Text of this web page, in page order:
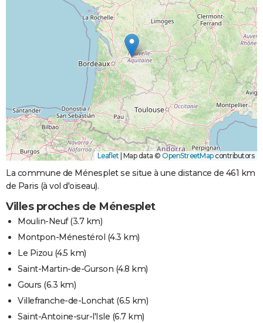
Leaflet Map data © OpenStreetMapcontributors
La commune de Ménesplet se situe à une distance de 461 km
de Paris (à vol d'oiseau).
Villes proches de Ménesplet
Moulin-Neuf(3.7 km)
Montpon-Ménestérol (4.3 km)
Le Pizou (4.5 km)
Saint-Martin-de-Gurson (4.8 km)
Gours (6.3 km)
Villefranche-de-Lonchat(6.5 km)
Saint-Antoine-sur-l'Isle (6.7 km)